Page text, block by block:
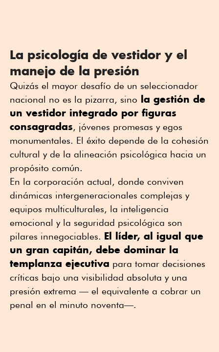
La psicología de vestidor y el
manejo de la presión
Quizás el mayor desafío de un seleccionador
nacional no es la pizarra, sino
la gestión de
un vestidor integrado por figuras
consagradas, jóvenes promesas y egos
monumentales. El éxito depende de la cohesión
cultural y de la alineación psicológica hacia un
propósito común.
En la corporación actual, donde conviven
dinámicas intergeneracionales complejas y
equipos multiculturales, la inteligencia
emocional y la seguridad psicológica son
pilares innegociables. El líder, al igual que
un gran capitán, debe dominar la
templanza ejecutiva para tomar decisiones
críticas bajo una visibilidad absoluta y una
presión extrema — el equivalente a cobrar un
penal en el minuto noventa—.